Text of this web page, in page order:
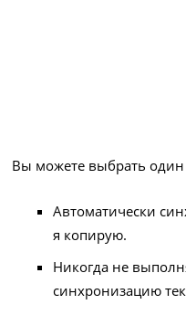
Вы можете выбрать
Автоматически
я копирую.
Никогда не
синхронизацию